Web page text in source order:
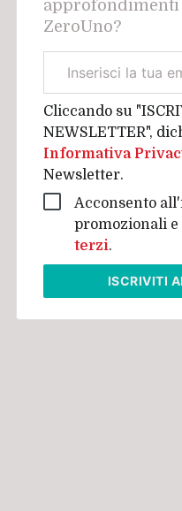
ZeroUno?
aziendale
Cliccando su
NEWSLETTER",
Informativa
Newsletter.
Acconsento
promozionali
terzi.
ISCRIVITI